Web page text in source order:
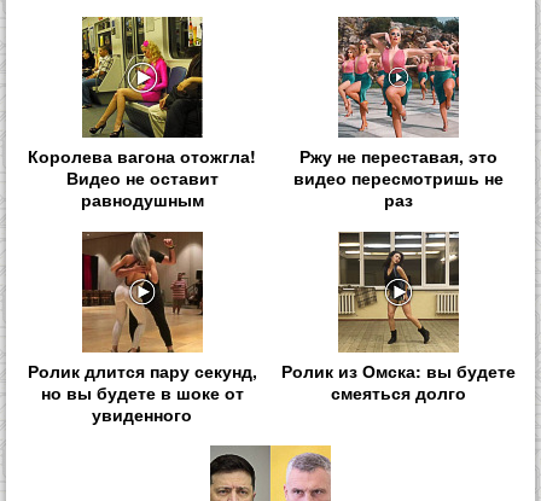
Королева вагона отожгла!
Видео не оставит
равнодушным
Ржу не переставая, это
видео пересмотришь не
раз
Ролик длится пару секунд,
но вы будете в шоке от
увиденного
Ролик из Омска: вы будете
смеяться долго